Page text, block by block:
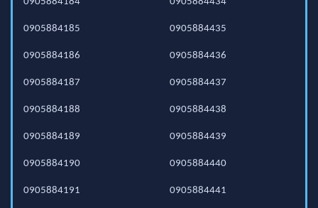
0905884185
0905884186
0905884187
0905884188
0905884189
0905884190
0905884191
0905884435
0905884436
0905884437
0905884438
0905884439
0905884440
0905884441